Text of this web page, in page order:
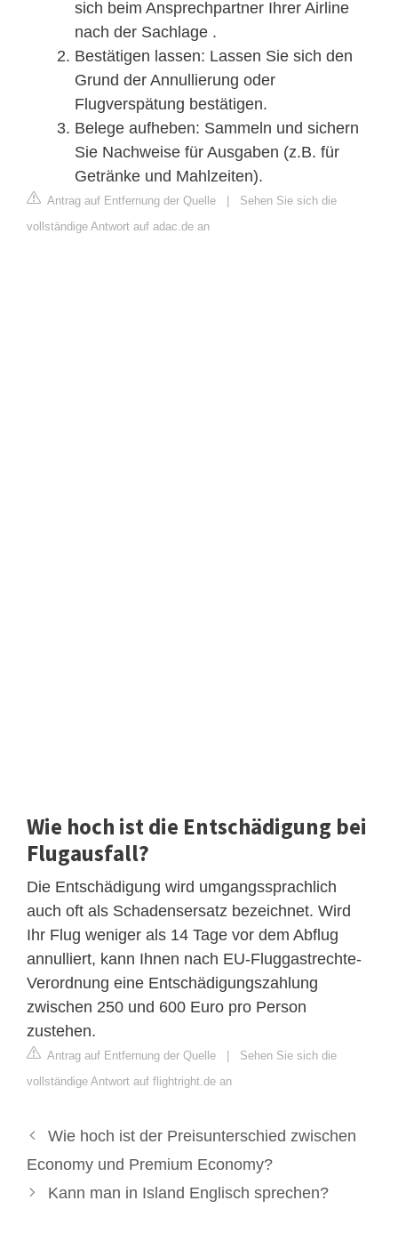
sich beim Ansprechpartner Ihrer Airline
nach der Sachlage .
Bestätigen lassen: Lassen Sie sich den
Grund der Annullierung oder
Flugverspätung bestätigen.
Belege aufheben: Sammeln und sichern
Sie Nachweise für Ausgaben (z.B. für
Getränke und Mahlzeiten).
Antrag auf Entfernung der Quelle | Sehen Sie sich die
vollständige Antwort auf adac.de an
Wie hoch ist die Entschädigung bei
Flugausfall?
Die Entschädigung wird umgangssprachlich
auch oft als Schadensersatz bezeichnet. Wird
Ihr Flug weniger als 14 Tage vor dem Abflug
annulliert, kann Ihnen nach EU-Fluggastrechte-
Verordnung eine Entschädigungszahlung
zwischen 250 und 600 Euro pro Person
zustehen.
Antrag auf Entfernung der Quelle | Sehen Sie sich die
vollständige Antwort auf flightright.de an
Wie hoch ist der Preisunterschied zwischen
Economy und Premium Economy?
Kann man in Island Englisch sprechen?